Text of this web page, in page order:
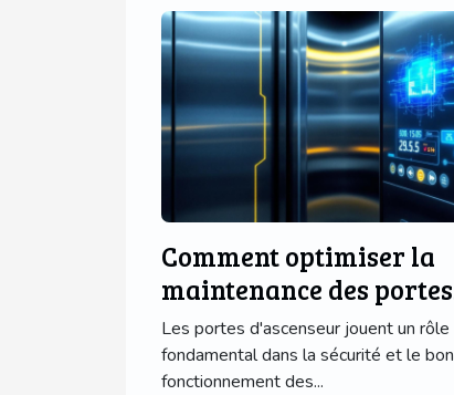
Comment optimiser la
maintenance des portes
d'ascenseur avec des
technologies modernes ?
Les portes d'ascenseur jouent un rôle
fondamental dans la sécurité et le bon
fonctionnement des...